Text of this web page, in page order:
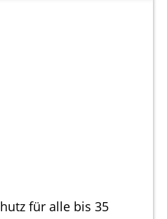
für alle bis 35